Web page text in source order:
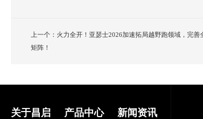
上一个：火力全开！亚瑟士2026加速拓局越野跑领域，完善
矩阵！
关于昌启 产品中心 新闻资讯